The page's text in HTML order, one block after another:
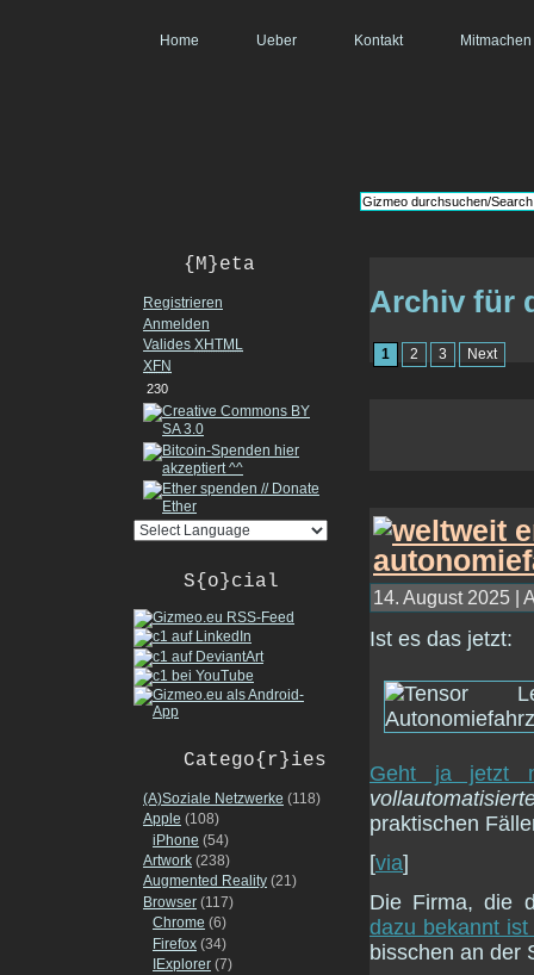
Home Ueber Kontakt Mitmachen
{M}eta
Registrieren
Anmelden
Valides XHTML
XFN
230
S{o}cial
Catego{r}ies
(A)Soziale Netzwerke (118)
Apple (108)
iPhone (54)
Artwork (238)
Augmented Reality (21)
Browser (117)
Chrome (6)
Firefox (34)
IExplorer (7)
Archiv für
1 2 3 Next
14. August 2025 |
Ist es das jetzt:
Geht ja jetzt
praktischen
[via]
Die Firma, die
dazu bekannt
bisschen an der